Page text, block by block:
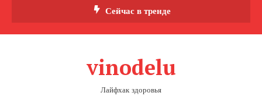
Сейчас в тренде
vinodelu
Лайфхак здоровья